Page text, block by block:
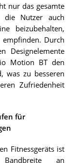
nur das gesamte
die Nutzer auch
beizubehalten,
empfinden. Durch
Designelemente
Motion BT den
was zu besseren
Zufriedenheit
für
Fitnessgeräts ist
an